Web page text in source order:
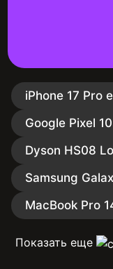
iPhone 17 Pro
Google Pixel
Dyson HS08
Samsung
MacBook Pro
Показать еще